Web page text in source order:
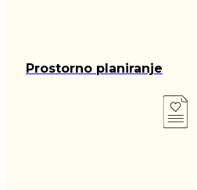
Prostorno planiranje